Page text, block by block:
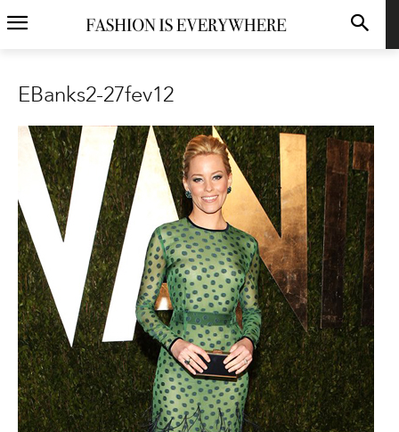
EBanks2-27fev12